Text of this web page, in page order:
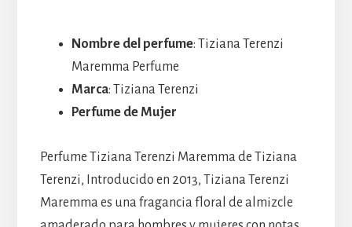
Nombre del perfume: Tiziana Terenzi
Maremma Perfume
Marca: Tiziana Terenzi
Perfume de Mujer
Perfume Tiziana Terenzi Maremma de Tiziana
Terenzi, Introducido en 2013, Tiziana Terenzi
Maremma es una fragancia floral de almizcle